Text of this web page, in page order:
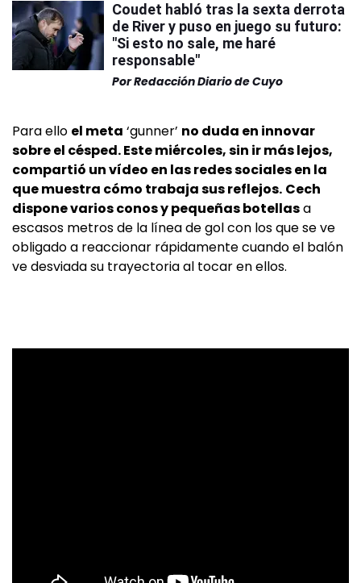
Coudet habló tras la sexta derrota
de River y puso en juego su futuro:
"Si esto no sale, me haré
responsable"
PorRedacción Diario de Cuyo
Para ello el meta ‘gunner’ no duda en innovar
sobre el césped. Este miércoles, sin ir más lejos,
compartió un vídeo en las redes sociales en la
que muestra cómo trabaja sus reflejos. Cech
dispone varios conos y pequeñas botellasa
escasos metros de la línea de gol con los que se ve
obligado a reaccionar rápidamente cuando el balón
ve desviada su trayectoria al tocar en ellos.